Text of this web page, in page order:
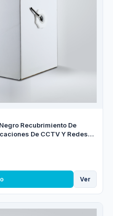
Recubrimiento De
De CCTV Y Redes
Ver